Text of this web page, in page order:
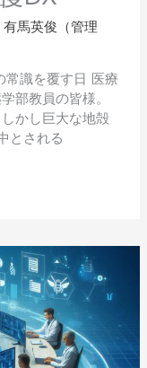
有馬英俊（管理
常識を覆す日 医療
部教員の皆様。
かし巨大な地殻
とされる